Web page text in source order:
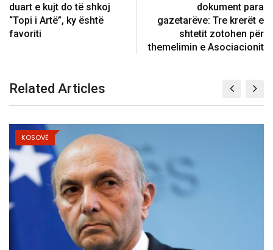
duart e kujt do të shkoj
“Topi i Artë”, ky është
favoriti
dokument para
gazetarëve: Tre krerët e
shtetit zotohen për
themelimin e Asociacionit
Related Articles
KOSOVË